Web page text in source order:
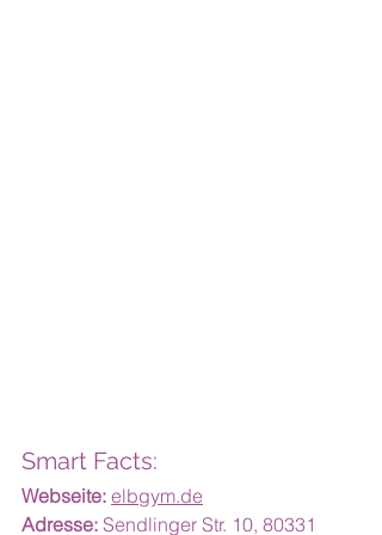
Smart Facts:
Webseite: elbgym.de
Adresse: Sendlinger Str. 10, 80331